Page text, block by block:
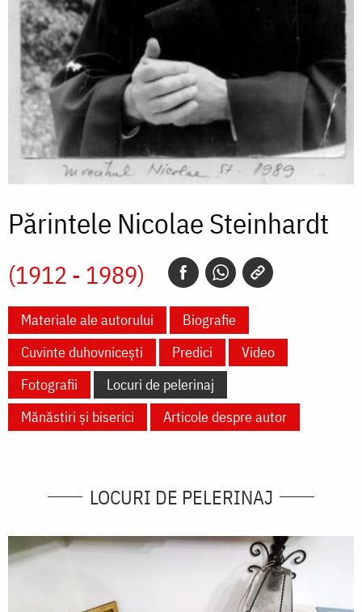
Părintele Nicolae Steinhardt
(1912 - 1989)
Materiale ale autorului
Biografie
Cuvinte duhovnicești
Predici
Video
Fotografii
Locuri de pelerinaj
Mănăstiri și biserici
Articole despre autor
LOCURI DE PELERINAJ